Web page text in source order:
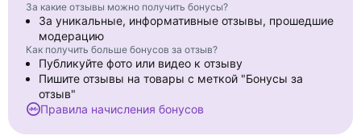
За какие отзывы можно получить бонусы?
За уникальные, информативные отзывы, прошедшие
модерацию
Как получить больше бонусов за отзыв?
Публикуйте фото или видео к отзыву
Пишите отзывы на товары с меткой "Бонусы за
отзыв"
Правила начисления бонусов